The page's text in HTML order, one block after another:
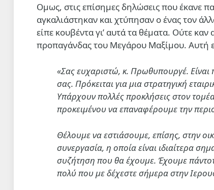
Ομως, στις επίσημες δηλώσεις που έκανε
αγκαλιάστηκαν και χτύπησαν ο ένας τον
είπε κουβέντα γι’ αυτά τα θέματα. Ούτε
προπαγάνδας του Μεγάρου Μαξίμου. Αυτή
«Σας ευχαριστώ, κ. Πρωθυπουργέ.
σας. Πρόκειται για μια στρατηγική
Υπάρχουν πολλές προκλήσεις στον
προκειμένου να επαναφέρουμε την
Θέλουμε να εστιάσουμε, επίσης, στην
συνεργασία, η οποία είναι ιδιαίτερα
συζήτηση που θα έχουμε. Έχουμε
πολύ που με δέχεστε σήμερα στην